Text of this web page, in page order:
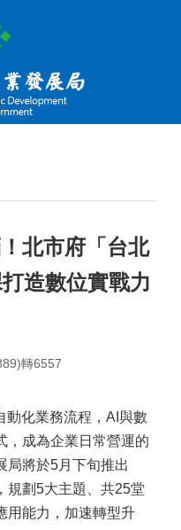
北市府「台北
造數位實戰力
轉6557
化業務流程，AI與數
，成為企業日常營運的
局將於5月下旬推出
規劃5大主題、共25堂
用能力，加速轉型升